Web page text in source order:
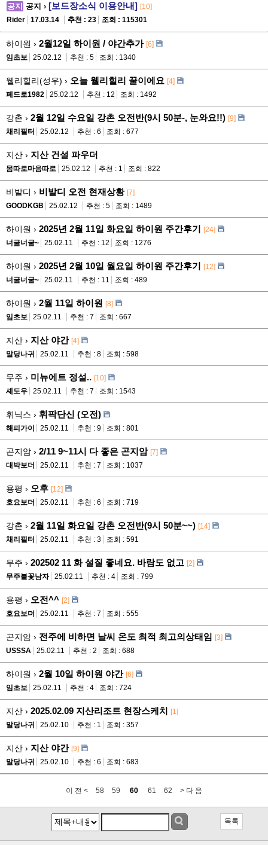
공지 공지 › [보드장소식 이용안내] [10]
Rider
17.03.14 추천 : 23 조회 : 115301
하이원 › 2월12일 하이원 / 야간추가 [6]
임초보
25.02.12 추천 : 5 조회 : 1340
웰리힐리(성우) › 오늘 웰리힐리 꿀이에요 [4]
페드로1982
25.02.12 추천 : 12 조회 : 1492
강촌 › 2월 12일 수요일 강촌 오전반(9시 50분-, 눈와요!!) [9]
채리필터
25.02.12 추천 : 6 조회 : 677
지산 › 지산 건설 파우더
몸따로마음따로 25.02.12 추천 : 1 조회 : 822
비발디 › 비발디 오전 현재상황 [7]
GOODKGB
25.02.12 추천 : 5 조회 : 1489
하이원 › 2025년 2월 11일 화요일 하이원 주간후기 [24]
너굴너굴~
25.02.11 추천 : 12 조회 : 1276
하이원 › 2025년 2월 10일 월요일 하이원 주간후기 [12]
너굴너굴~
25.02.11 추천 : 11 조회 : 489
하이원 › 2월 11일 하이원 [8]
임초보
25.02.11 추천 : 7 조회 : 667
지산 › 지산 야간 [4]
말당나귀
25.02.11 추천 : 8 조회 : 598
무주 › 미뉴에트 정설.. [10]
셰도우
25.02.11 추천 : 7 조회 : 1543
휘닉스 › 휘팍단신 (오전)
해피가이 25.02.11 추천 : 9 조회 : 801
곤지암 › 2/11 9~11시 다 좋은 곤지암 [7]
대박보더
25.02.11 추천 : 7 조회 : 1037
용평 › 오후 [12]
호요보더
25.02.11 추천 : 6 조회 : 719
강촌 › 2월 11일 화요일 강촌 오전반(9시 50분~~) [14]
채리필터
25.02.11 추천 : 3 조회 : 591
무주 › 202502 11 화 설질 좋네요. 바람도 없고 [2]
무주불꽃남자
25.02.11 추천 : 4 조회 : 799
용평 › 오전^^ [2]
호요보더
25.02.11 추천 : 7 조회 : 555
곤지암 › 전주에 비하면 날씨 온도 최적 최고의상태임 [3]
USSSA
25.02.11 추천 : 2 조회 : 688
하이원 › 2월 10일 하이원 야간 [6]
임초보
25.02.11 추천 : 4 조회 : 724
지산 › 2025.02.09 지산리조트 현장스케치 [1]
말당나귀
25.02.10 추천 : 1 조회 : 357
지산 › 지산 야간 [9]
말당나귀
25.02.10 추천 : 6 조회 : 683
이 전 < 58 59 60 61 62 > 다 음
목록